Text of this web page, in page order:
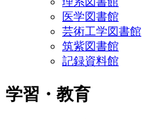
医学図書館
芸術工学図書館
筑紫図書館
記録資料館
学習・教育